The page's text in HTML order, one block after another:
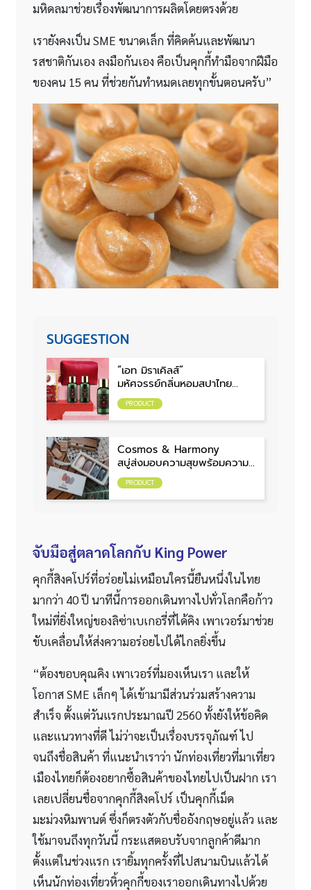
มหิดลมาช่วยเรื่องพัฒนาการผลิตโดยตรงด้วย
เรายังคงเป็น SME ขนาดเล็ก ที่คิดค้นและพัฒนา
รสชาติกันเอง ลงมือกันเอง คือเป็นคุกกี้ทำมือจากฝีมือ
ของคน 15 คน ที่ช่วยกันทำหมดเลยทุกขั้นตอนครับ”
SUGGESTION
“เอท มิราเคิลส์”
มหัศจรรย์กลิ่นหอมสปาไทย
ความทรงจำในกระเป๋านักเดินทาง
PRODUCT
Cosmos & Harmony
สบู่ส่งมอบความสุขพร้อมความ
สะอาด
PRODUCT
จับมือสู่ตลาดโลกกับ King Power
คุกกี้สิงคโปร์ที่อร่อยไม่เหมือนใครนี้ยืนหนึ่งในไทย
มากว่า 40 ปี นาทีนี้การออกเดินทางไปทั่วโลกคือก้าว
ใหม่ที่ยิ่งใหญ่ของลิซ่าเบเกอรี่ที่ได้คิง เพาเวอร์มาช่วย
ขับเคลื่อนให้ส่งความอร่อยไปได้ไกลยิ่งขึ้น
“ต้องขอบคุณคิง เพาเวอร์ที่มองเห็นเรา และให้
โอกาส SME เล็กๆ ได้เข้ามามีส่วนร่วมสร้างความ
สำเร็จ ตั้งแต่วันแรกประมาณปี 2560 ทั้งยังให้ข้อคิด
และแนวทางที่ดี ไม่ว่าจะเป็นเรื่องบรรจุภัณฑ์ ไป
จนถึงชื่อสินค้า ที่แนะนำเราว่า นักท่องเที่ยวที่มาเที่ยว
เมืองไทยก็ต้องอยากซื้อสินค้าของไทยไปเป็นฝาก เรา
เลยเปลี่ยนชื่อจากคุกกี้สิงคโปร์ เป็นคุกกี้เม็ด
มะม่วงหิมพานต์ ซึ่งก็ตรงตัวกับชื่ออังกฤษอยู่แล้ว และ
ใช้มาจนถึงทุกวันนี้ กระแสตอบรับจากลูกค้าดีมาก
ตั้งแต่ในช่วงแรก เรายิ้มทุกครั้งที่ไปสนามบินแล้วได้
เห็นนักท่องเที่ยวหิ้วคุกกี้ของเราออกเดินทางไปด้วย